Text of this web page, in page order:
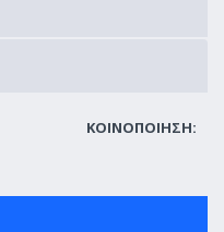
ΚΟΙΝΟΠΟΙΗΣΗ: